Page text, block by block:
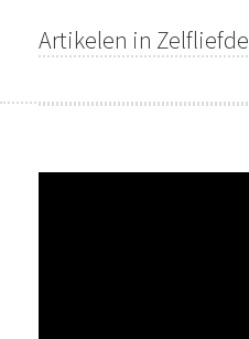
Artikelen in Zelfliefde